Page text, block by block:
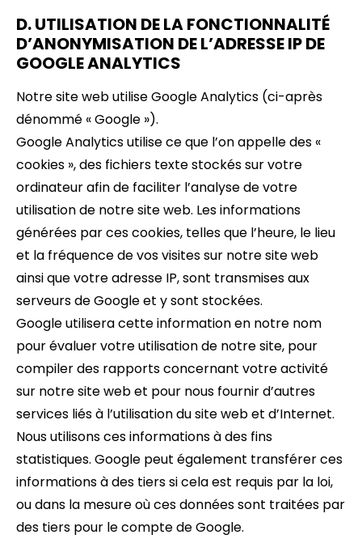
D. UTILISATION DE LA FONCTIONNALITÉ
D’ANONYMISATION DE L’ADRESSE IP DE
GOOGLE ANALYTICS
Notre site web utilise Google Analytics (ci-après
dénommé « Google »).
Google Analytics utilise ce que l’on appelle des «
cookies », des fichiers texte stockés sur votre
ordinateur afin de faciliter l’analyse de votre
utilisation de notre site web. Les informations
générées par ces cookies, telles que l’heure, le lieu
et la fréquence de vos visites sur notre site web
ainsi que votre adresse IP, sont transmises aux
serveurs de Google et y sont stockées.
Google utilisera cette information en notre nom
pour évaluer votre utilisation de notre site, pour
compiler des rapports concernant votre activité
sur notre site web et pour nous fournir d’autres
services liés à l’utilisation du site web et d’Internet.
Nous utilisons ces informations à des fins
statistiques. Google peut également transférer ces
informations à des tiers si cela est requis par la loi,
ou dans la mesure où ces données sont traitées par
des tiers pour le compte de Google.